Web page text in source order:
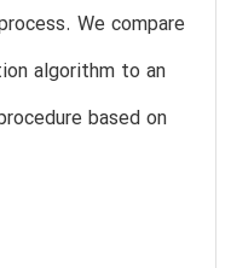
We compare
algorithm to an
based on